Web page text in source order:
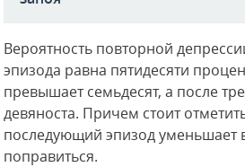
Вероятность повторной
эпизода равна пятидесяти
превышает семьдесят, а после
девяноста. Причем стоит
последующий эпизод уменьшает
поправиться.